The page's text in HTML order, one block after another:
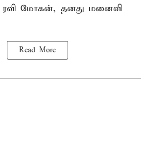
மோகன், தனது மனைவி
Read More